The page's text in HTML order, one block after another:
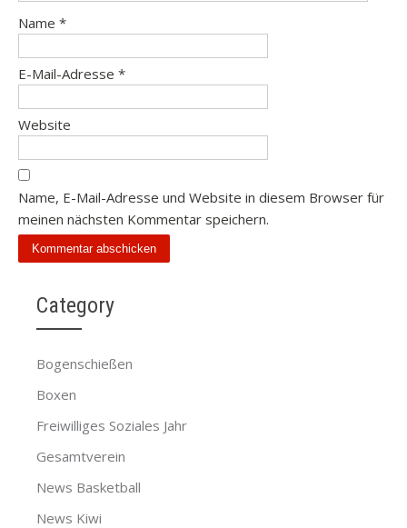
Name *
E-Mail-Adresse *
Website
Name, E-Mail-Adresse und Website in diesem Browser für
meinen nächsten Kommentar speichern.
Category
Bogenschießen
Boxen
Freiwilliges Soziales Jahr
Gesamtverein
News Basketball
News Kiwi